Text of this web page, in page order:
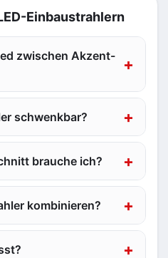
Einbaustrahlern
zwischen Akzent-
schwenkbar?
brauche ich?
kombinieren?